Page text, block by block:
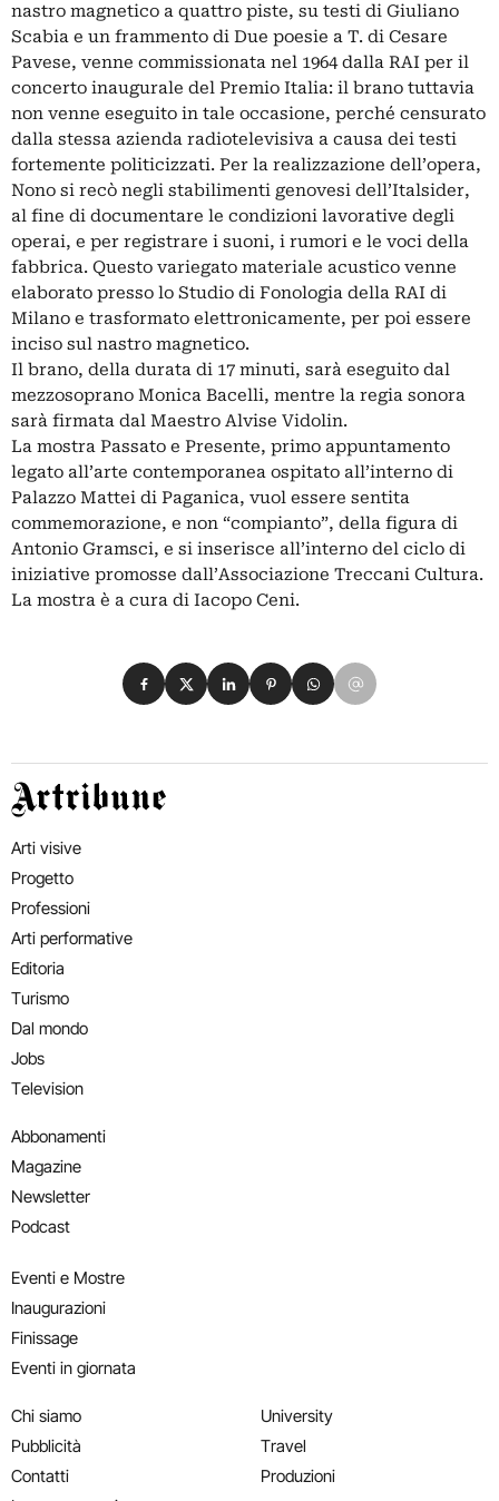
nastro magnetico a quattro piste, su testi di Giuliano
Scabia e un frammento di Due poesie a T. di Cesare
Pavese, venne commissionata nel 1964 dalla RAI per il
concerto inaugurale del Premio Italia: il brano tuttavia
non venne eseguito in tale occasione, perché censurato
dalla stessa azienda radiotelevisiva a causa dei testi
fortemente politicizzati. Per la realizzazione dell’opera,
Nono si recò negli stabilimenti genovesi dell’Italsider,
al fine di documentare le condizioni lavorative degli
operai, e per registrare i suoni, i rumori e le voci della
fabbrica. Questo variegato materiale acustico venne
elaborato presso lo Studio di Fonologia della RAI di
Milano e trasformato elettronicamente, per poi essere
inciso sul nastro magnetico.
Il brano, della durata di 17 minuti, sarà eseguito dal
mezzosoprano Monica Bacelli, mentre la regia sonora
sarà firmata dal Maestro Alvise Vidolin.
La mostra Passato e Presente, primo appuntamento
legato all’arte contemporanea ospitato all’interno di
Palazzo Mattei di Paganica, vuol essere sentita
commemorazione, e non “compianto”, della figura di
Antonio Gramsci, e si inserisce all’interno del ciclo di
iniziative promosse dall’Associazione Treccani Cultura.
La mostra è a cura di Iacopo Ceni.
Condividi su Facebook
Condividi su X
Condividi su LinkedIn
Condividi su Pinterest
Condividi su WhatsApp
Condividi su Email
Artribune
Arti visive
Progetto
Professioni
Arti performative
Editoria
Turismo
Dal mondo
Jobs
Television
Abbonamenti
Magazine
Newsletter
Podcast
Eventi e Mostre
Inaugurazioni
Finissage
Eventi in giornata
Chi siamo
Pubblicità
Contatti
University
Travel
Produzioni